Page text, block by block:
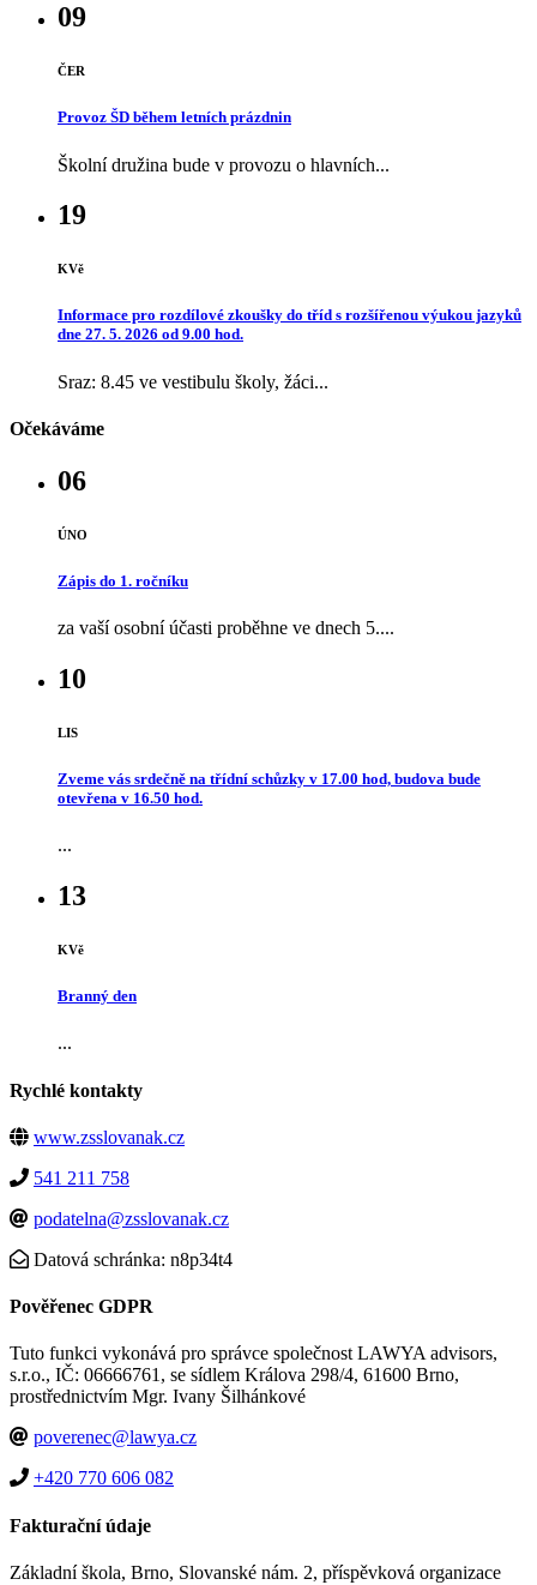
09
ČER
Provoz ŠD během letních prázdnin
Školní družina bude v provozu o hlavních...
19
KVě
Informace pro rozdílové zkoušky do tříd s rozšířenou výukou jazyků
dne 27. 5. 2026 od 9.00 hod.
Sraz: 8.45 ve vestibulu školy, žáci...
Očekáváme
06
ÚNO
Zápis do 1. ročníku
za vaší osobní účasti proběhne ve dnech 5....
10
LIS
Zveme vás srdečně na třídní schůzky v 17.00 hod, budova bude
otevřena v 16.50 hod.
...
13
KVě
Branný den
...
Rychlé kontakty
www.zsslovanak.cz
541 211 758
podatelna@zsslovanak.cz
Datová schránka: n8p34t4
Pověřenec GDPR
Tuto funkci vykonává pro správce společnost LAWYA advisors,
s.r.o., IČ: 06666761, se sídlem Králova 298/4, 61600 Brno,
prostřednictvím Mgr. Ivany Šilhánkové
poverenec@lawya.cz
+420 770 606 082
Fakturační údaje
Základní škola, Brno, Slovanské nám. 2, příspěvková organizace